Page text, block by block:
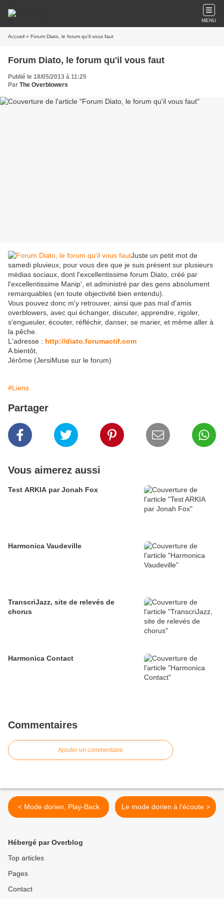
MENU
Accueil » Forum Diato, le forum qu'il vous faut
Forum Diato, le forum qu'il vous faut
Publié le 18/05/2013 à 11:25
Par The Overblowers
Juste un petit mot de
samedi pluvieux, pour vous dire que je suis présent sur plusieurs
médias sociaux, dont l'excellentissime forum Diato, créé par
l'excellentissime Manip', et administré par des gens absolument
remarquables (en toute objectivité bien entendu).
Vous pouvez donc m'y retrouver, ainsi que pas mal d'amis
overblowers, avec qui échanger, discuter, apprendre, rigoler,
s'engueuler, écouter, réfléchir, danser, se marier, et même aller à
la pêche.
L'adresse : http://diato.forumactif.com
A bientôt,
Jérôme (JersiMuse sur le forum)
#Liens
Partager
Vous aimerez aussi
Test ARKIA par Jonah Fox
Harmonica Vaudeville
TranscriJazz, site de relevés de
chorus
Harmonica Contact
Commentaires
Ajouter un commentaire
< Mode dorien, Play-Back Le mode dorien à l'écoute >
Hébergé par Overblog
Top articles
Pages
Contact